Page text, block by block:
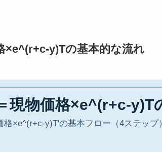
×e^(r+c-y)Tの基本的な流れ